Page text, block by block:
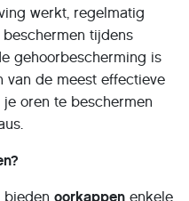
werkt, regelmatig
tijdens
gehoorbescherming is
van de meest effectieve
oren te beschermen
bieden oorkappen enkele